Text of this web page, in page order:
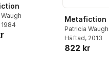
1984
Metafiction
Patricia Waugh
Häftad, 2013
822 kr